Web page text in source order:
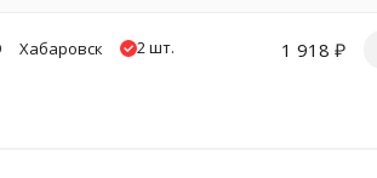
Хабаровск 2 шт. 1 918 ₽